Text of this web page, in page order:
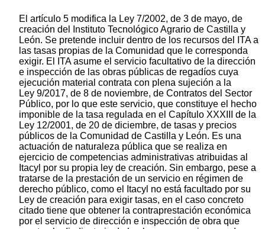
El artículo 5 modifica la Ley 7/2002, de 3 de mayo, de
creación del Instituto Tecnológico Agrario de Castilla y
León. Se pretende incluir dentro de los recursos del ITA a
las tasas propias de la Comunidad que le corresponda
exigir. El ITA asume el servicio facultativo de la dirección
e inspección de las obras públicas de regadíos cuya
ejecución material contrata con plena sujeción a la
Ley 9/2017, de 8 de noviembre, de Contratos del Sector
Público, por lo que este servicio, que constituye el hecho
imponible de la tasa regulada en el Capítulo XXXIII de la
Ley 12/2001, de 20 de diciembre, de tasas y precios
públicos de la Comunidad de Castilla y León. Es una
actuación de naturaleza pública que se realiza en
ejercicio de competencias administrativas atribuidas al
Itacyl por su propia ley de creación. Sin embargo, pese a
tratarse de la prestación de un servicio en régimen de
derecho público, como el Itacyl no está facultado por su
Ley de creación para exigir tasas, en el caso concreto
citado tiene que obtener la contraprestación económica
por el servicio de dirección e inspección de obra que